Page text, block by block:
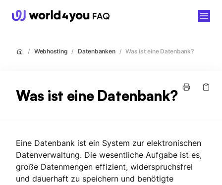
/ Webhosting / Datenbanken / Was ist eine Datenbank?
Was ist eine Datenbank?
Eine Datenbank ist ein System zur elektronischen
Datenverwaltung. Die wesentliche Aufgabe ist es,
große Datenmengen effizient, widerspruchsfrei
und dauerhaft zu speichern und benötigte